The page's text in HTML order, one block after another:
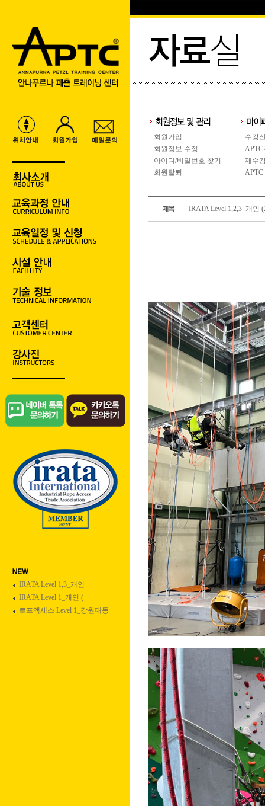
IRATA Level 1,3_개인
IRATA Level 1_개인 (
로프액세스 Level 1_강원대동
회원가입
회원정보 수정
아이디/비밀번호 찾기
회원탈퇴
수강
재수
APTC
IRATA Level 1,2,3_개인